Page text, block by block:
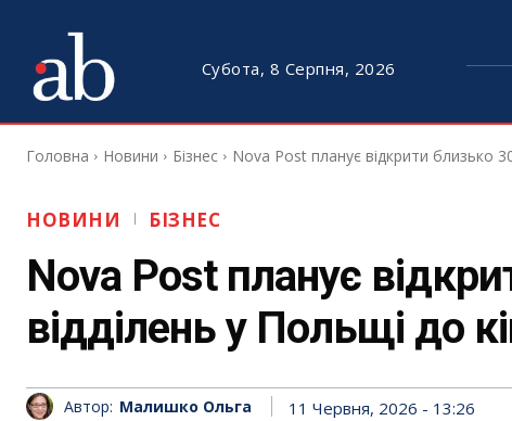
Субота, 8 Серпня, 2026
Головна Новини Бізнес Nova Post планує відкрити близько
НОВИНИ БІЗНЕС
Nova Post планує
відділень у Польщі до
Автор: Малишко Ольга 11 Червня, 2026 - 13:26